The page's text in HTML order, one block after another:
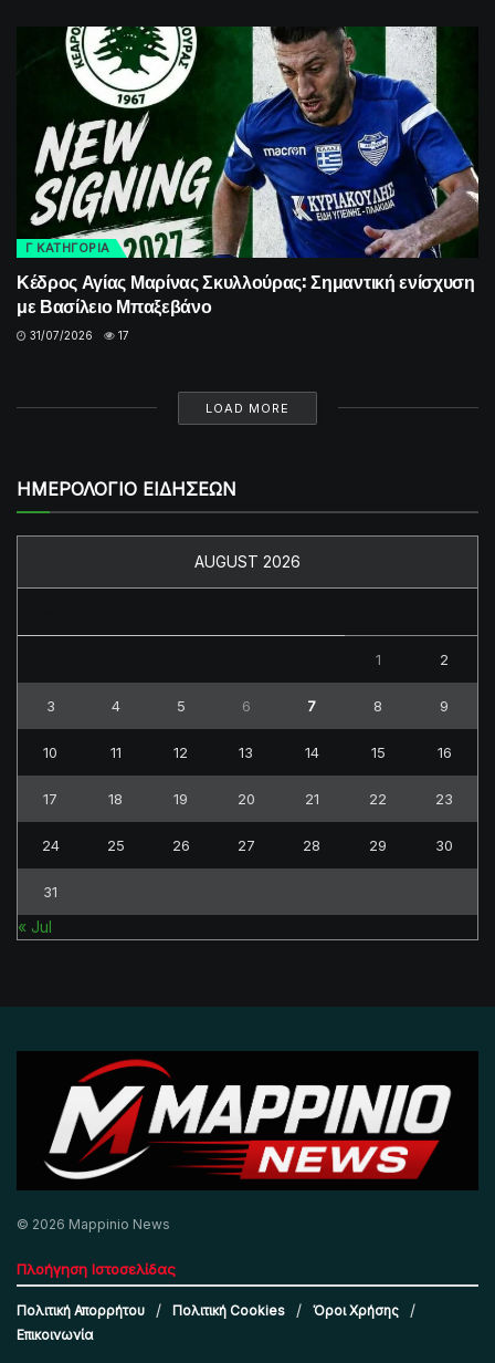
Γ ΚΑΤΗΓΟΡΙΑ
Κέδρος Αγίας Μαρίνας Σκυλλούρας: Σημαντική ενίσχυση
με Βασίλειο Μπαξεβάνο
31/07/2026 17
LOAD MORE
ΗΜΕΡΟΛΟΓΙΟ ΕΙΔΗΣΕΩΝ
AUGUST 2026
1 2
3 4 5 6 7 8 9
10 11 12 13 14 15 16
17 18 19 20 21 22 23
24 25 26 27 28 29 30
31
« Jul
© 2026 Mappinio News
Πλοήγηση Ιστοσελίδας
Πολιτική Απορρήτου Πολιτική Cookies
Όροι Χρήσης
Επικοινωνία